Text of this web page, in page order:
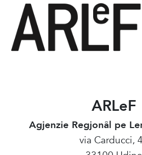
ARLeF
Agjenzie Regjonâl pe
via Carducci,